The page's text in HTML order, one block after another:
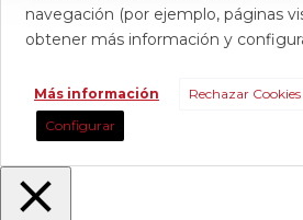
navegación (por ejemplo, páginas
obtener más información y
Más información Rechazar Cookies
Configurar